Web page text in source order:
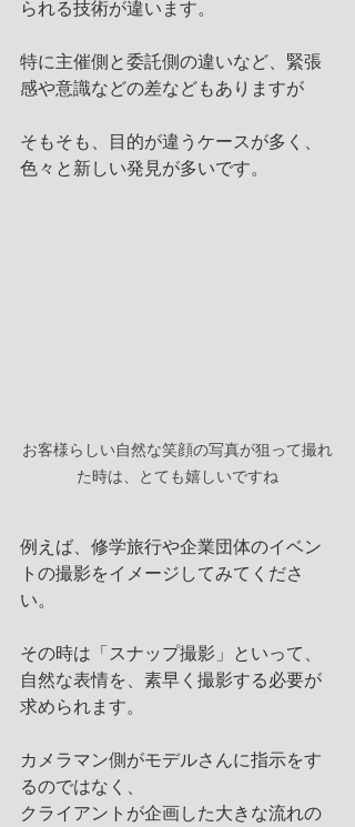
られる技術が違います。
特に主催側と委託側の違いなど、緊張
感や意識などの差などもありますが
そもそも、目的が違うケースが多く、
色々と新しい発見が多いです。
お客様らしい自然な笑顔の写真が狙って撮れ
た時は、とても嬉しいですね
例えば、修学旅行や企業団体のイベン
トの撮影をイメージしてみてくださ
い。
その時は「スナップ撮影」といって、
自然な表情を、素早く撮影する必要が
求められます。
カメラマン側がモデルさんに指示をす
るのではなく、
クライアントが企画した大きな流れの